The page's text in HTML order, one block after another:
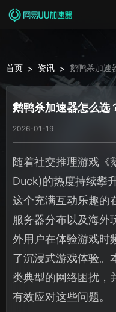
首页 > 资讯 > 鹅鸭杀加速
鹅鸭杀加速器怎么选
2026-01-19
随着社交推理游戏《
Duck)的热度持续攀
这个充满互动乐趣的
服务器分布以及海外
外用户在体验游戏时
了沉浸式游戏体验。
类典型的网络困扰，
有效应对这些问题。